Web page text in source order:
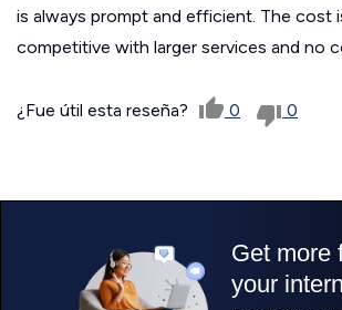
is always prompt and efficient. The cost
competitive with larger services and no
¿Fue útil esta reseña? 0 0